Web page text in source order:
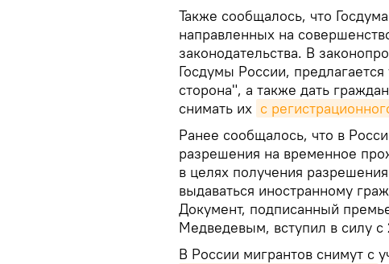
Также сообщалось, что
направленных на
законодательства. В
Госдумы России,
сторона", а также дать
снимать их с
Ранее сообщалось, что в
разрешения на временное
в целях получения
выдаваться иностранному
Документ, подписанный
Медведевым, вступил в силу с
В России мигрантов снимут с